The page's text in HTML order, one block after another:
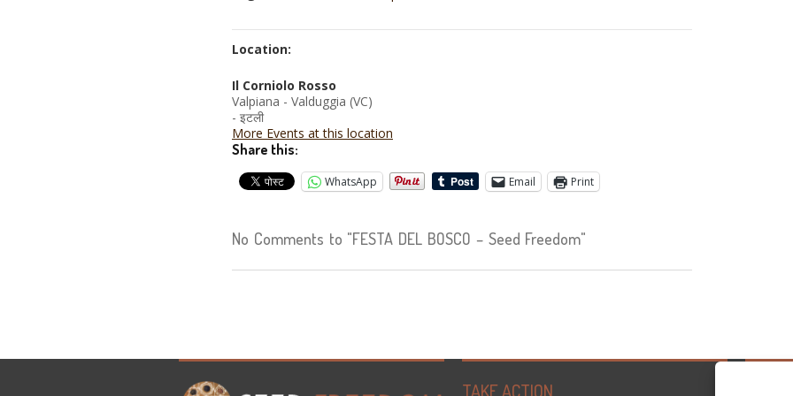
Location:
Il Corniolo Rosso
Valpiana - Valduggia (VC)
- इटली
More Events at this location
Share this:
WhatsApp Email Print
No Comments to "FESTA DEL BOSCO – Seed Freedom"
TAKE ACTION